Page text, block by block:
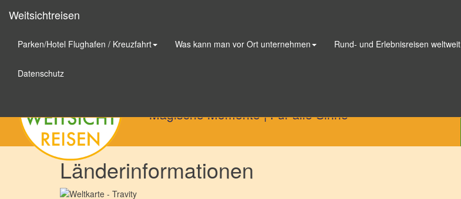
Magische Momente|Für alle Sinne
Länderinformationen
Weitsichtreisen
Parken/Hotel Flughafen / Kreuzfahrt Was kann man vor Ort unternehmen Rund- und Erlebnisreisen weltweit
Datenschutz